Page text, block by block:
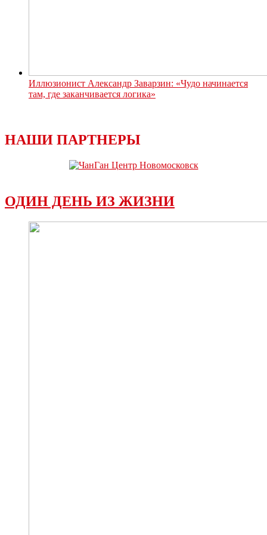
Иллюзионист Александр Заварзин: «Чудо начинается
там, где заканчивается логика»
НАШИ ПАРТНЕРЫ
ОДИН ДЕНЬ ИЗ ЖИЗНИ